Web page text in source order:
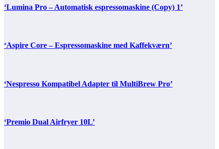
‘Lumina Pro – Automatisk espressomaskine (Copy) 1’
‘Aspire Core – Espressomaskine med Kaffekværn’
‘Nespresso Kompatibel Adapter til MultiBrew Pro’
‘Premio Dual Airfryer 10L’